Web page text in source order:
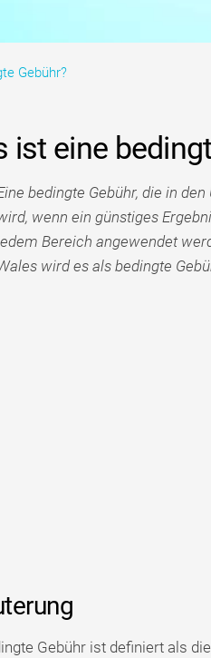
Gebühr?
ist eine
bedingte Gebühr, die in
wenn ein günstiges
Bereich angewendet
wird es als bedingte
Gebühr ist definiert als